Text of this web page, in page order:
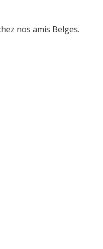
nos amis Belges.